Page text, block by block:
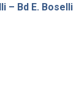
– Bd E. Boselli